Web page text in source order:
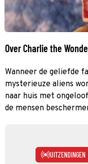
Over Charlie the
Wanneer de geliefde
mysterieuze aliens
naar huis met
de mensen
UITZENDINGEN